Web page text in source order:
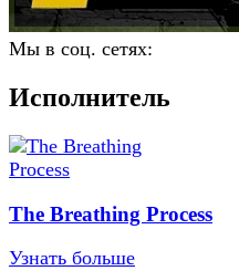
Мы в соц. сетях:
Исполнитель
The Breathing Process
Узнать больше